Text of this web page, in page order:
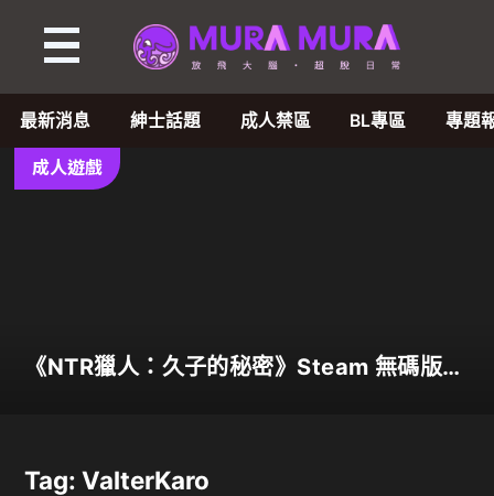
Tag:
ValterKaro
-
遊
最新消息 紳士話題 成人禁區 BL專區 專題
成人遊戲
《NTR獵人：久子的秘密》Steam 無碼版正
Tag: ValterKaro